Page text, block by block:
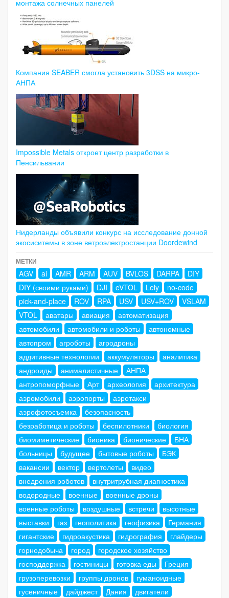
монтажа солнечных панелей
Компания SEABER смогла установить 3DSS на микро-
АНПА
Impossible Metals откроет центр разработки в
Пенсильвании
Нидерланды объявили конкурс на исследование донной
экосиситемы в зоне ветроэлектростанции Doordewind
МЕТКИ
AGV ai AMR ARM AUV BVLOS DARPA
DIY
DIY (своими руками)
DJI eVTOL Lely
no-code
pick-and-place
ROV RPA USV USV+ROV
VSLAM
VTOL
аватары авиация
автоматизация
автомобили
автомобили и роботы
автономные
автопром
агроботы
агродроны
аддитивные технологии
аккумуляторы
аналитика
андроиды
анималистичные
АНПА
антропоморфные
Арт археология
архитектура
аэромобили
аэропорты
аэротакси
аэрофотосъемка
безопасность
безработица и роботы
беспилотники
биология
биомиметические
бионика бионические
БНА
больницы
будущее бытовые роботы
БЭК
вакансии
вектор вертолеты
видео
внедрения роботов
внутритрубная диагностика
водородные
военные
военные дроны
военные роботы
воздушные встречи
высотные
выставки
газ геополитика геофизика
Германия
гигантские
гидроакустика гидрография
глайдеры
горнодобыча
город
городское хозяйство
господдержка
гостиницы готовка еды
Греция
грузоперевозки
группы дронов
гуманоидные
гусеничные
дайджест Дания
двигатели